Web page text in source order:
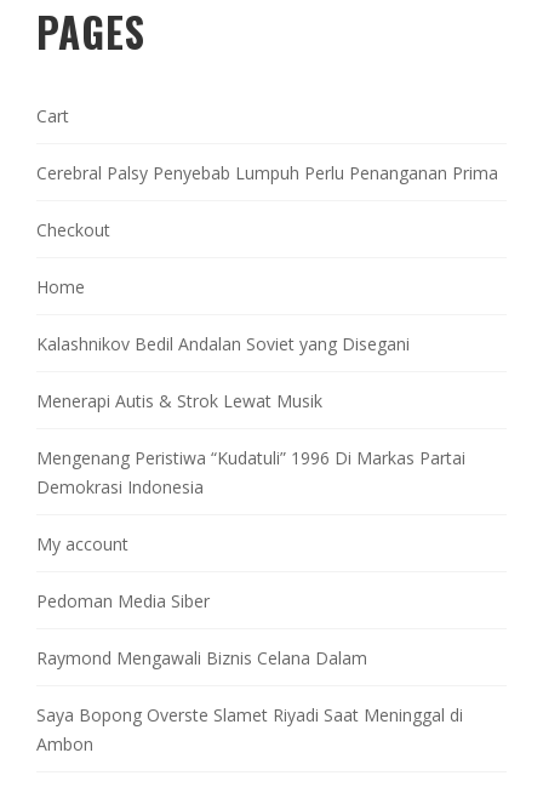
PAGES
Cart
Cerebral Palsy Penyebab Lumpuh Perlu Penanganan Prima
Checkout
Home
Kalashnikov Bedil Andalan Soviet yang Disegani
Menerapi Autis & Strok Lewat Musik
Mengenang Peristiwa “Kudatuli” 1996 Di Markas Partai
Demokrasi Indonesia
My account
Pedoman Media Siber
Raymond Mengawali Biznis Celana Dalam
Saya Bopong Overste Slamet Riyadi Saat Meninggal di
Ambon